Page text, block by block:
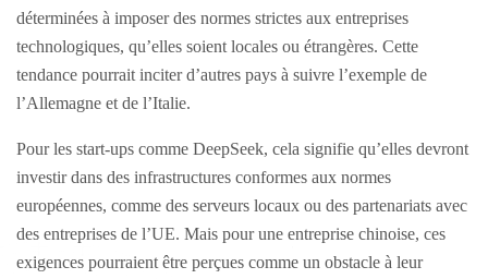
déterminées à imposer des normes strictes aux entreprises
technologiques, qu’elles soient locales ou étrangères. Cette
tendance pourrait inciter d’autres pays à suivre l’exemple de
l’Allemagne et de l’Italie.
Pour les start-ups comme DeepSeek, cela signifie qu’elles devront
investir dans des infrastructures conformes aux normes
européennes, comme des serveurs locaux ou des partenariats avec
des entreprises de l’UE. Mais pour une entreprise chinoise, ces
exigences pourraient être perçues comme un obstacle à leur